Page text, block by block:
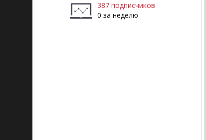
387 подписчиков
0 за неделю